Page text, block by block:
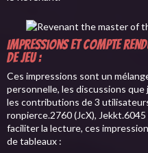
Impressions et compte
de jeu :
Ces impressions sont un
personnelle, les discussions
les contributions de 3
ronpierce.2760 (JcX),
faciliter la lecture, ces
de tableaux :